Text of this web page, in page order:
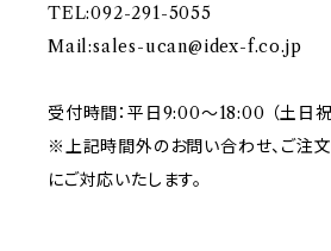
TEL:092-291-5055
Mail:sales-ucan@idex-f.co.jp
受付時間：平日9:00～18:00 （土日
※上記時間外のお問い合わせ、ご注
にご対応いたします。